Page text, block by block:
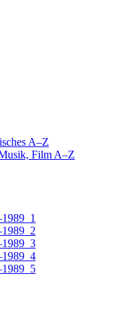
A–Z
Film A–Z